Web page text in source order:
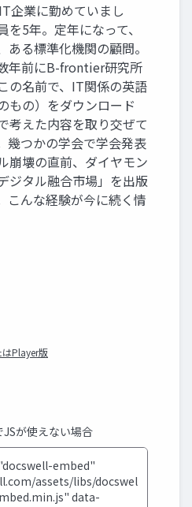
企業に勤めていまし
5年。定年になって、
る標準化機関の顧問。
年前にB-frontier研究所
の名前で、IT関係の英語
もの）をダウンロード
考えた内容を取り交ぜて
幾つかの学会で学会発表
崩壊の直前、ダイヤモン
ジタル融合市場」を出版
こんな経験が今に続く情
はPlayer版
JSが使えない場合